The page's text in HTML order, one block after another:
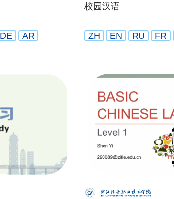
DE AR
校园汉语
ZH EN RU FR